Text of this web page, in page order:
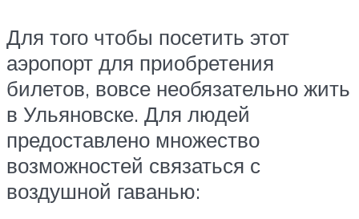
Для того чтобы посетить этот
аэропорт для приобретения
билетов, вовсе необязательно жить
в Ульяновске. Для людей
предоставлено множество
возможностей связаться с
воздушной гаванью: